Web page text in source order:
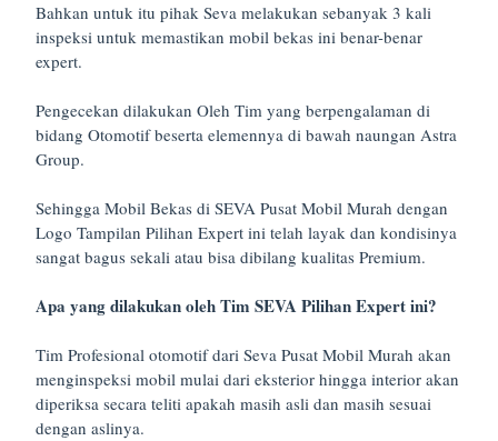
Bahkan untuk itu pihak Seva melakukan sebanyak 3 kali
inspeksi untuk memastikan mobil bekas ini benar-benar
expert.
Pengecekan dilakukan Oleh Tim yang berpengalaman di
bidang Otomotif beserta elemennya di bawah naungan Astra
Group.
Sehingga Mobil Bekas di SEVA Pusat Mobil Murah dengan
Logo Tampilan Pilihan Expert ini telah layak dan kondisinya
sangat bagus sekali atau bisa dibilang kualitas Premium.
Apa yang dilakukan oleh Tim SEVA Pilihan Expert ini?
Tim Profesional otomotif dari Seva Pusat Mobil Murah akan
menginspeksi mobil mulai dari eksterior hingga interior akan
diperiksa secara teliti apakah masih asli dan masih sesuai
dengan aslinya.